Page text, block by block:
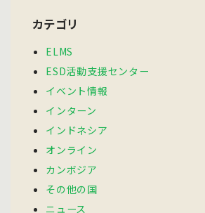
カテゴリ
ELMS
ESD活動支援センター
イベント情報
インターン
インドネシア
オンライン
カンボジア
その他の国
ニュース